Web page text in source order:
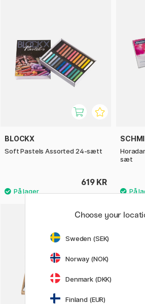
BLOCKX
Soft Pastels Assorted 24-sætt
619 KR
sæt
Choose your
Sweden (SEK)
Norway (NOK)
Denmark (DKK)
Finland (EUR)